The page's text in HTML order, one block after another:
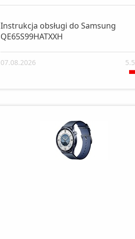
Instrukcja obsługi do Samsung
QE65S99HATXXH
07.08.2026